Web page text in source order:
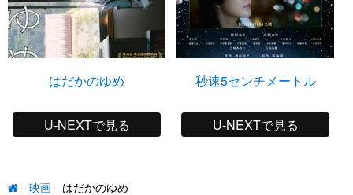
はだかのゆめ
U-NEXTで見る
秒速5センチメートル
U-NEXTで見る
映画 はだかのゆめ